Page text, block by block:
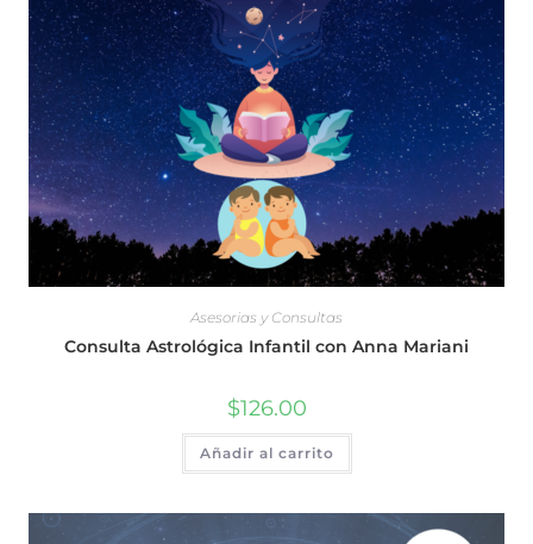
Asesorias y Consultas
Consulta Astrológica Infantil con Anna Mariani
$126.00
Añadir al carrito